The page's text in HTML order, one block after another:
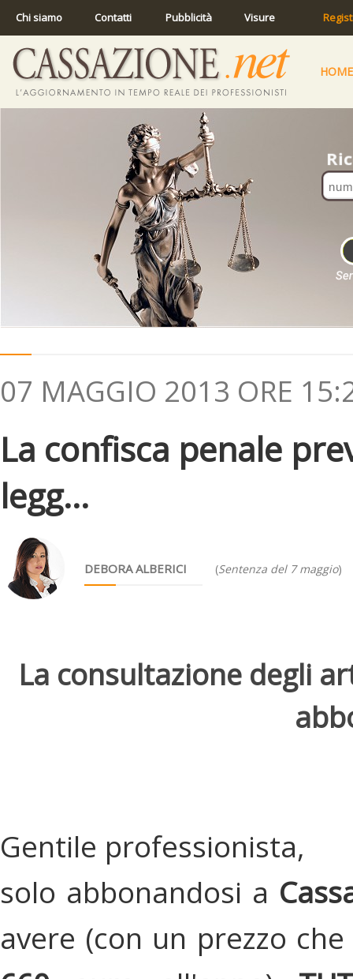
Chi siamo Contatti Pubblicità Visure
HOME
07 MAGGIO 2013 ORE
La confisca penale
legg...
DEBORA ALBERICI (Sentenza del 7 maggio)
La consultazione degli
Gentile professionista,
solo abbonandosi a
avere (con un prezzo